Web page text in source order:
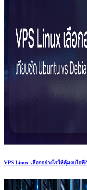
VPS Linux เลือกอย่างไรให้คุ้มงบไอ